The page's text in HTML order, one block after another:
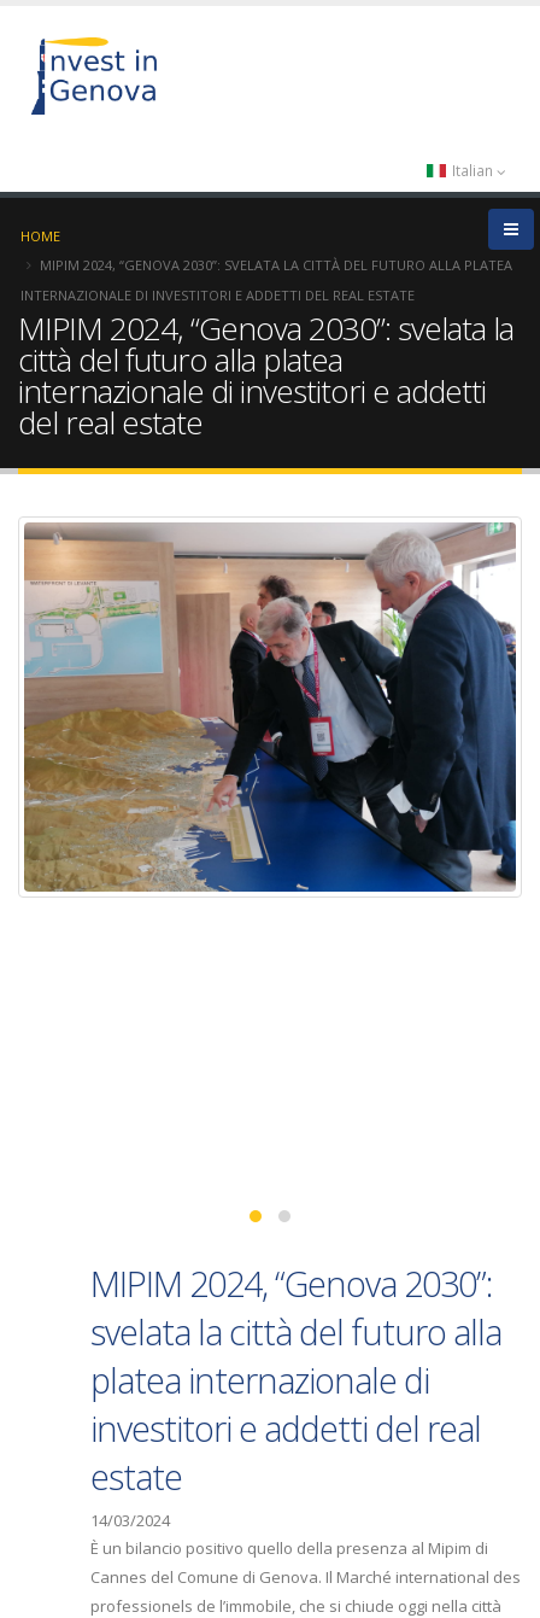
Italian
HOME
MIPIM 2024, “GENOVA 2030”: SVELATA LA CITTÀ DEL FUTURO ALLA PLATEA
INTERNAZIONALE DI INVESTITORI E ADDETTI DEL REAL ESTATE
MIPIM 2024, “Genova 2030”: svelata la
città del futuro alla platea
internazionale di investitori e addetti
del real estate
MIPIM 2024, “Genova 2030”:
svelata la città del futuro alla
platea internazionale di
investitori e addetti del real
estate
14/03/2024
È un bilancio positivo quello della presenza al Mipim di
Cannes del Comune di Genova. Il Marché international des
professionels de l’immobile, che si chiude oggi nella città